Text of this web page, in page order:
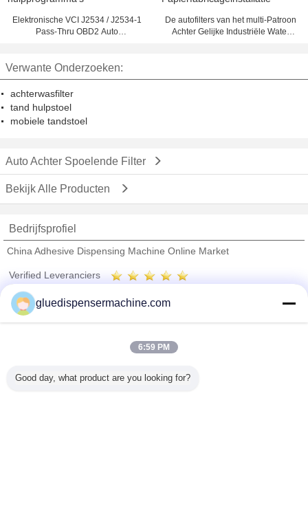
Elektronische VCI J2534 / J2534-1
Pass-Thru OBD2 Auto
De autofilters van het multi-Patroon
Achter Gelijke Industriële Water
Verwante Onderzoeken:
achterwasfilter
tand hulpstoel
mobiele tandstoel
Auto Achter Spoelende Filter
Bekijk Alle Producten
Bedrijfsprofiel
China Adhesive Dispensing Machine Online Market
Verified Leveranciers
Trust Seal
Alle producten
gluedispensermachine.com
6:59 PM
Good day, what product are you looking for?